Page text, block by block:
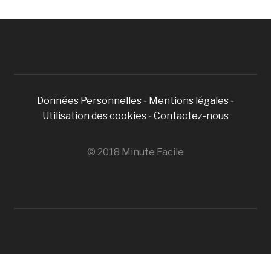
Données Personnelles - Mentions légales -
Utilisation des cookies - Contactez-nous
© 2018 Minute Facile